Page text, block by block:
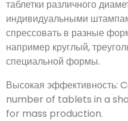
порошок и гранулы в
толщины.. И с
ингредиенты можно даже
по вашему желанию,
стержень, и таблетки
Высокая эффективность:
большого количества
делает их идеальными для